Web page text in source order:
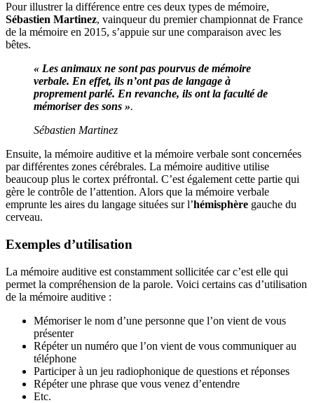
Pour illustrer la différence entre ces deux types de mémoire,
Sébastien Martinez, vainqueur du premier championnat de France
de la mémoire en 2015, s’appuie sur une comparaison avec les
bêtes.
« Les animaux ne sont pas pourvus de mémoire
verbale. En effet, ils n’ont pas de langage à
proprement parlé. En revanche, ils ont la faculté de
mémoriser des sons ».
Sébastien Martinez
Ensuite, la mémoire auditive et la mémoire verbale sont concernées
par différentes zones cérébrales. La mémoire auditive utilise
beaucoup plus le cortex préfrontal. C’est également cette partie qui
gère le contrôle de l’attention. Alors que la mémoire verbale
emprunte les aires du langage situées sur l’hémisphère gauche du
cerveau.
Exemples d’utilisation
La mémoire auditive est constamment sollicitée car c’est elle qui
permet la compréhension de la parole. Voici certains cas d’utilisation
de la mémoire auditive :
Mémoriser le nom d’une personne que l’on vient de vous
présenter
Répéter un numéro que l’on vient de vous communiquer au
téléphone
Participer à un jeu radiophonique de questions et réponses
Répéter une phrase que vous venez d’entendre
Etc.